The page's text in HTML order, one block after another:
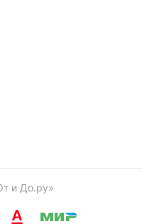
и До.ру»